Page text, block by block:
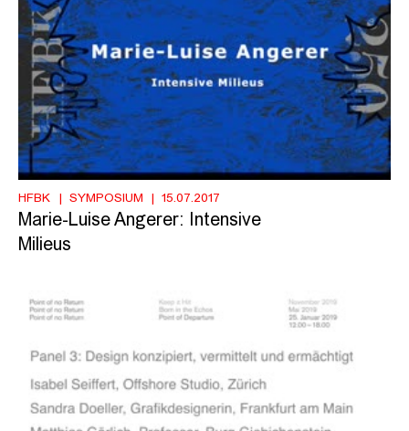
HFBK SYMPOSIUM 15.07.2017
Marie-Luise Angerer: Intensive
Milieus